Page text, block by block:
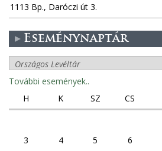
1113 Bp., Daróczi út 3.
Eseménynaptár
További események..
H
K SZ CS
3
4 5 6